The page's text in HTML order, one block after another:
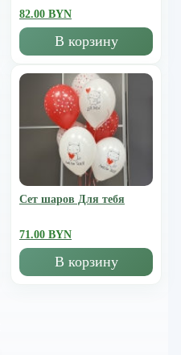
82.00 BYN
В корзину
Сет шаров Для тебя
71.00 BYN
В корзину